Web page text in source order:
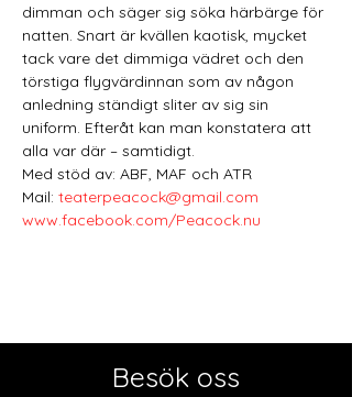
dimman och säger sig söka härbärge för
natten. Snart är kvällen kaotisk, mycket
tack vare det dimmiga vädret och den
törstiga flygvärdinnan som av någon
anledning ständigt sliter av sig sin
uniform. Efteråt kan man konstatera att
alla var där – samtidigt.
Med stöd av: ABF, MAF och ATR
Mail: teaterpeacock@gmail.com
www.facebook.com/Peacock.nu
Besök oss